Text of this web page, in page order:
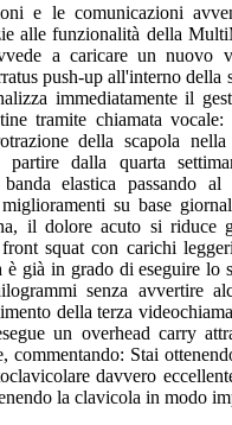
e le comunicazioni
alle funzionalità della
a caricare un nuovo
push-up all'interno della
immediatamente il
tramite chiamata
della scapola
dalla quarta
banda elastica passando
su base
il dolore acuto si riduce
squat con carichi
è già in grado di eseguire lo
senza avvertire
della terza
un overhead carry
commentando: Stai
davvero
la clavicola in modo